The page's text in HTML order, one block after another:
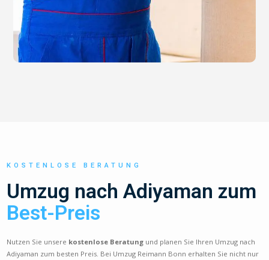
KOSTENLOSE BERATUNG
Umzug nach Adiyaman zum
Best-Preis
Nutzen Sie unsere kostenlose Beratung und planen Sie Ihren Umzug nach
Adiyaman zum besten Preis. Bei Umzug Reimann Bonn erhalten Sie nicht nur